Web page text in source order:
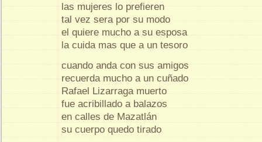
las mujeres lo prefieren
tal vez sera por su modo
el quiere mucho a su esposa
la cuida mas que a un tesoro
cuando anda con sus amigos
recuerda mucho a un cuñado
Rafael Lizarraga muerto
fue acribillado a balazos
en calles de Mazatlán
su cuerpo quedo tirado